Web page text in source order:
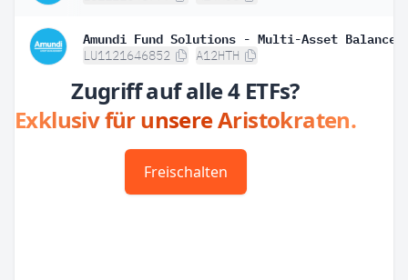
LU1121646852 A12HTH
Zugriff auf alle 4 ETFs?
Exklusiv für unsere Aristokraten.
Freischalten